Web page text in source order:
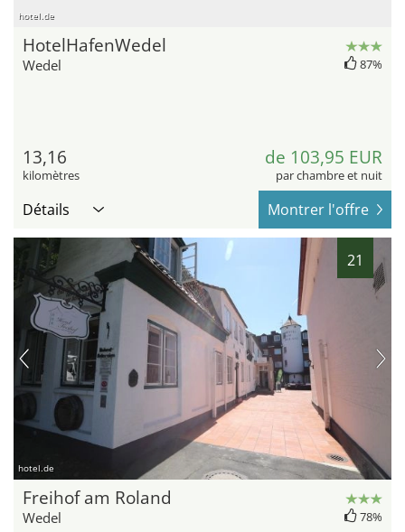
hotel.de
HotelHafenWedel
Wedel 87%
13,16
kilomètres
de 103,95 EUR
par chambre et nuit
Détails Montrer l'offre
21
hotel.de
Freihof am Roland
Wedel 78%